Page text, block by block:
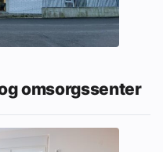
omsorgssenter